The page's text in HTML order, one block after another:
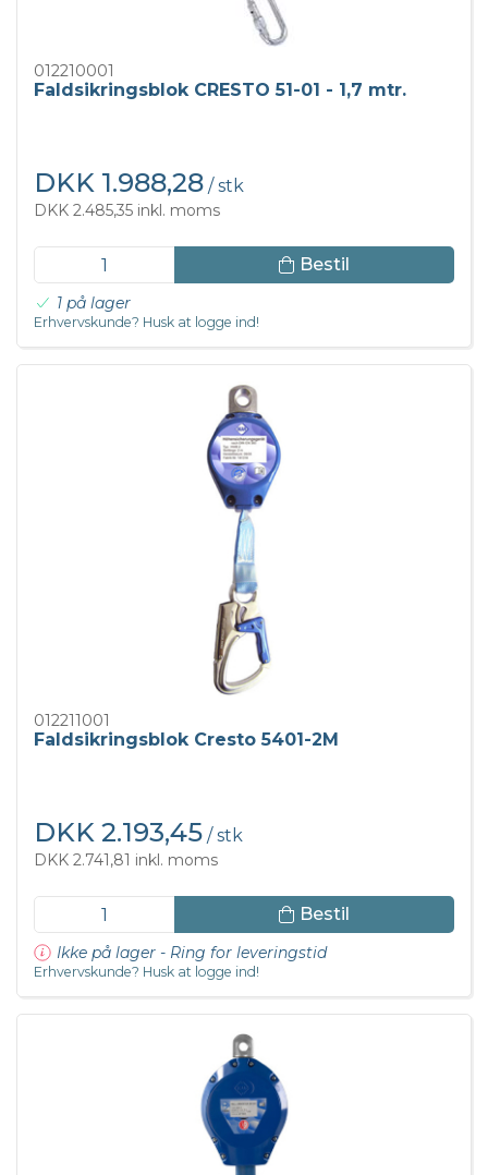
012210001
Faldsikringsblok CRESTO 51-01 - 1,7 mtr.
DKK 1.988,28 / stk
DKK 2.485,35 inkl. moms
Bestil
1 på lager
Erhvervskunde? Husk at logge ind!
012211001
Faldsikringsblok Cresto 5401-2M
DKK 2.193,45 / stk
DKK 2.741,81 inkl. moms
Bestil
Ikke på lager - Ring for leveringstid
Erhvervskunde? Husk at logge ind!